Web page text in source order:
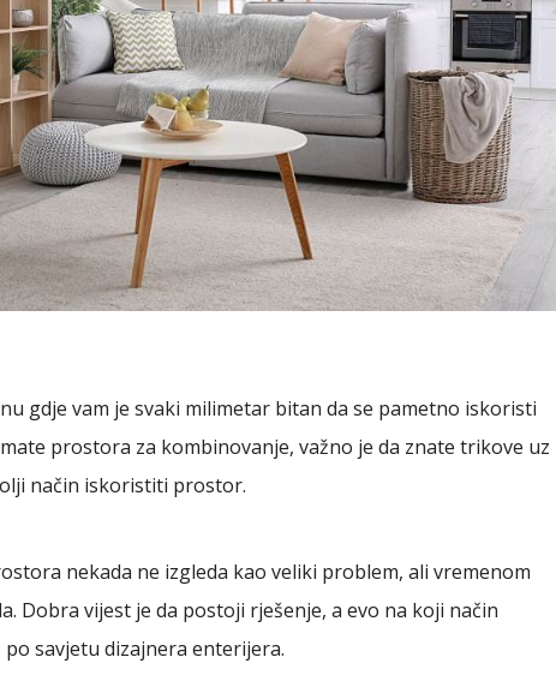
gdje vam je svaki milimetar bitan da se pametno iskoristi
prostora za kombinovanje, važno je da znate trikove uz
način iskoristiti prostor.
nekada ne izgleda kao veliki problem, ali vremenom
Dobra vijest je da postoji rješenje, a evo na koji način
savjetu dizajnera enterijera.